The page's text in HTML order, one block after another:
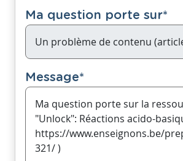
Ma question porte sur*
Message*